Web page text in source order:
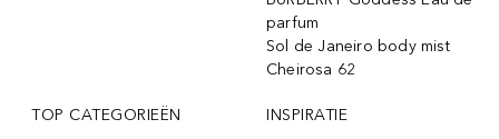
parfum
Sol de Janeiro body mist
Cheirosa 62
TOP CATEGORIEËN INSPIRATIE